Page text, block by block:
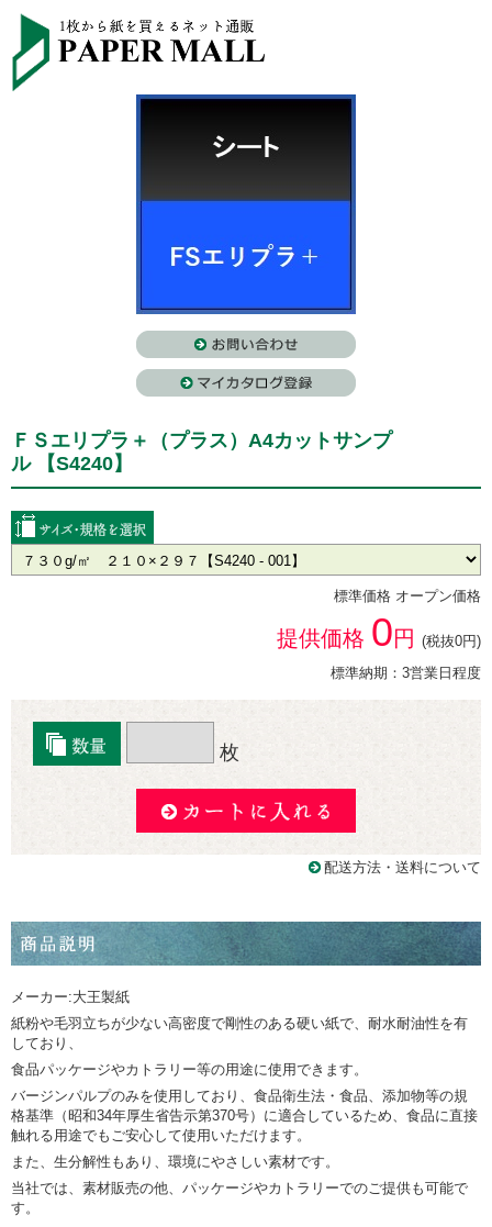
ＦＳエリプラ＋（プラス）A4カットサンプ
ル 【S4240】
標準価格 オープン価格
提供価格 0円 (税抜0円)
標準納期：3営業日程度
枚
配送方法・送料について
メーカー:大王製紙
紙粉や毛羽立ちが少ない高密度で剛性のある硬い紙で、耐水耐油性を有
しており、
食品パッケージやカトラリー等の用途に使用できます。
バージンパルプのみを使用しており、食品衛生法・食品、添加物等の規
格基準（昭和34年厚生省告示第370号）に適合しているため、食品に直接
触れる用途でもご安心して使用いただけます。
また、生分解性もあり、環境にやさしい素材です。
当社では、素材販売の他、パッケージやカトラリーでのご提供も可能で
す。